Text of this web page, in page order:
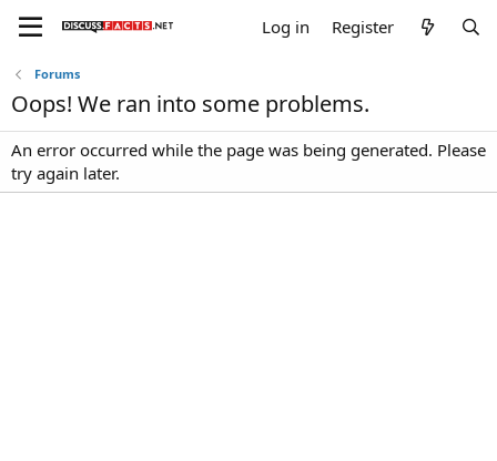
Log in Register
Forums
Oops! We ran into some problems.
An error occurred while the page was being generated. Please
try again later.